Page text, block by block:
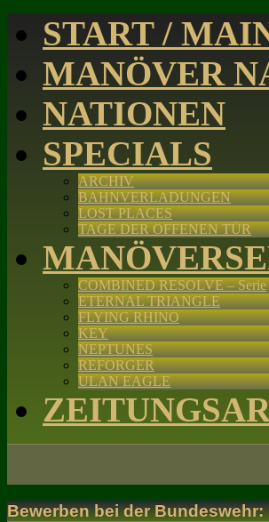
START /
MANÖVER
NATIONEN
SPECIALS
ARCHIV
BAHNVERLADUNGEN
LOST PLACES
TAGE DER OFFENEN TÜR
COMBINED RESOLVE – Serie
ETERNAL TRIANGLE
FLYING RHINO
KEY
NEPTUNES
REFORGER
ULAN EAGLE
Bewerben bei der Bundeswehr: